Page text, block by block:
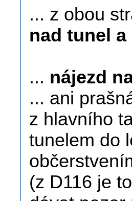
... z obou
nad tunel
... nájezd
... ani
z hlavního
tunelem do
(z D116 je